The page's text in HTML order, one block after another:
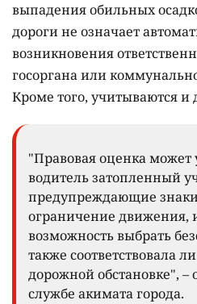
выпадения обильных
дороги не означает
возникновения
госоргана или
Кроме того, учитываются и
"Правовая оценка может
водитель затопленный
предупреждающие
ограничение движения,
возможность выбрать
также соответствовала
дорожной обстановке", –
службе акимата города.